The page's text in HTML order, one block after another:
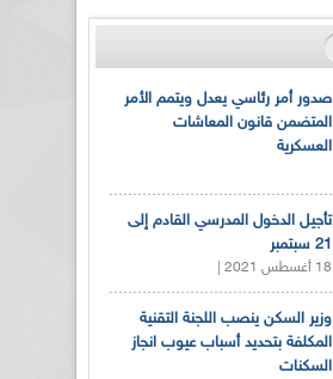
صدور أمر رئاسي يعدل ويتمم الأمر
المتضمن قانون المعاشات
العسكرية
تأجيل الدخول المدرسي القادم إلى
21 سبتمبر
18 أغسطس 2021 |
وزير السكن ينصب اللجنة التقنية
المكلفة بتحديد أسباب عيوب انجاز
السكنات